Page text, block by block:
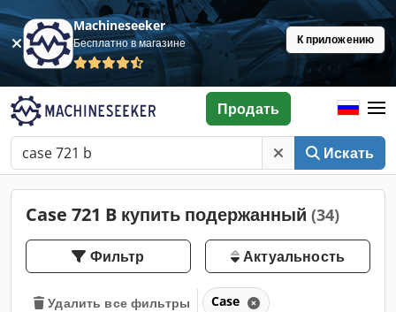
Machineseeker
Бесплатно в магазине К приложению
Искать
Продать
Case 721 B купить подержанный (34)
Фильтр Актуальность
Удалить все фильтры Case